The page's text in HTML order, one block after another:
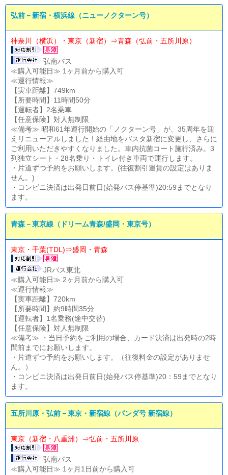
弘前－新宿・横浜線（ニューノクターン号）
神奈川（横浜）・東京（新宿）⇒青森（弘前・五所川原）
弘南バス
≪購入可能日≫ 1ヶ月前から購入可
≪運行情報≫
【実車距離】749km
【所要時間】11時間50分
【運転者】2名乗車
【任意保険】対人無制限
≪備考≫ 昭和61年運行開始の「ノクターン号」が、35周年を迎
えリニューアルしました！経由地をバスタ新宿に変更し、さらに
ご利用いただきやすくなりました。車内抗菌コート施行済み。3
列独立シート・28名乗り・トイレ付き車両で運行します。
・片道ずつ予約をお願いします。(往復割引運賃の設定はありま
せん。)
・コンビニ決済は出発日前日(始発バス停基準)20:59までとなり
ます。
青森－東京線（ドリーム青森/盛岡・東京号）
東京・千葉(TDL)⇒盛岡・青森
JRバス東北
≪購入可能日≫ 2ヶ月前から購入可
≪運行情報≫
【実車距離】720km
【所要時間】約9時間35分
【運転者】1名乗務(途中交替)
【任意保険】対人無制限
≪備考≫ ・当日予約をご利用の場合、カード決済は出発時の2時
間前までにお願いします。
・片道ずつ予約をお願いします。（往復料金の設定がありませ
ん。）
・コンビニ決済は出発日前日(始発バス停基準)20：59までとなり
ます。
五所川原・弘前－東京・新宿線（パンダ号 新宿線）
東京（新宿・八重洲）⇒弘前・五所川原
弘南バス
≪購入可能日≫ 1ヶ月1日前から購入可